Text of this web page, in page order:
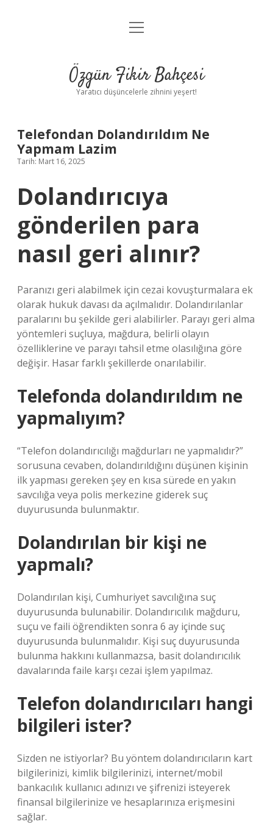
Anasayfa
Yasal Uyarı
menüyü
Özgün Fikir Bahçesi
Yaratıcı düşüncelerle zihnini yeşert!
Telefondan Dolandırıldım Ne
Yapmam Lazim
Tarih: Mart 16, 2025
Dolandırıcıya
gönderilen para
nasıl geri alınır?
Paranızı geri alabilmek için cezai kovuşturmalara ek
olarak hukuk davası da açılmalıdır. Dolandırılanlar
paralarını bu şekilde geri alabilirler. Parayı geri alma
yöntemleri suçluya, mağdura, belirli olayın
özelliklerine ve parayı tahsil etme olasılığına göre
değişir. Hasar farklı şekillerde onarılabilir.
Telefonda dolandırıldım ne
yapmalıyım?
“Telefon dolandırıcılığı mağdurları ne yapmalıdır?”
sorusuna cevaben, dolandırıldığını düşünen kişinin
ilk yapması gereken şey en kısa sürede en yakın
savcılığa veya polis merkezine giderek suç
duyurusunda bulunmaktır.
Dolandırılan bir kişi ne
yapmalı?
Dolandırılan kişi, Cumhuriyet savcılığına suç
duyurusunda bulunabilir. Dolandırıcılık mağduru,
suçu ve faili öğrendikten sonra 6 ay içinde suç
duyurusunda bulunmalıdır. Kişi suç duyurusunda
bulunma hakkını kullanmazsa, basit dolandırıcılık
davalarında faile karşı cezai işlem yapılmaz.
Telefon dolandırıcıları hangi
bilgileri ister?
Sizden ne istiyorlar? Bu yöntem dolandırıcıların kart
bilgilerinizi, kimlik bilgilerinizi, internet/mobil
bankacılık kullanıcı adınızı ve şifrenizi isteyerek
finansal bilgilerinize ve hesaplarınıza erişmesini
sağlar.